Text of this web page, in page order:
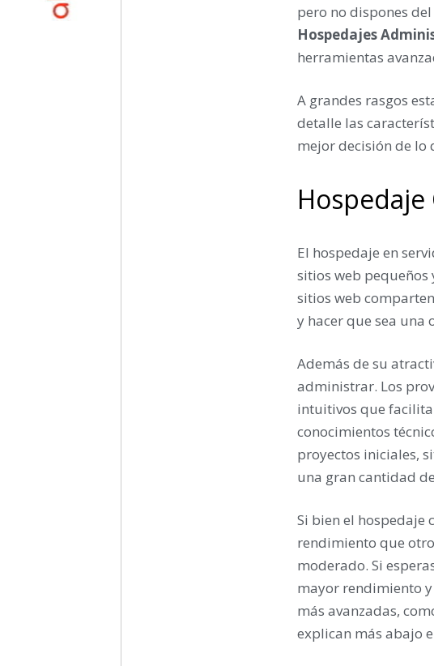
pero no dispones
Hospedajes
herramientas
A grandes rasgos
detalle las
mejor decisión de lo
El hospedaje en
sitios web pequeños
sitios web
y hacer que sea una
Además de su
administrar. Los
intuitivos que
conocimientos
proyectos iniciales,
una gran cantidad
Si bien el
rendimiento que
moderado. Si
mayor rendimiento
más avanzadas,
explican más abajo